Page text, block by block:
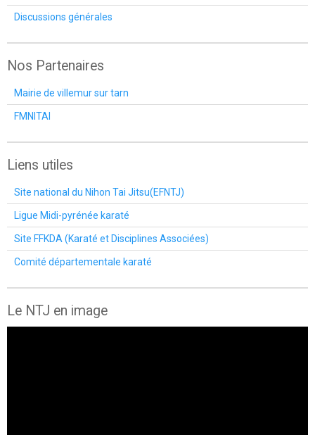
Discussions générales
Nos Partenaires
Mairie de villemur sur tarn
FMNITAI
Liens utiles
Site national du Nihon Tai Jitsu(EFNTJ)
Ligue Midi-pyrénée karaté
Site FFKDA (Karaté et Disciplines Associées)
Comité départementale karaté
Le NTJ en image